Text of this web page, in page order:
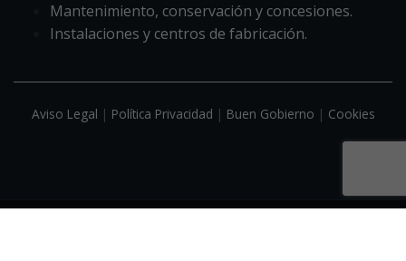
Mantenimiento, conservación y concesiones.
Instalaciones y centros de fabricación.
Aviso Legal | Política Privacidad | Buen Gobierno | Cookies